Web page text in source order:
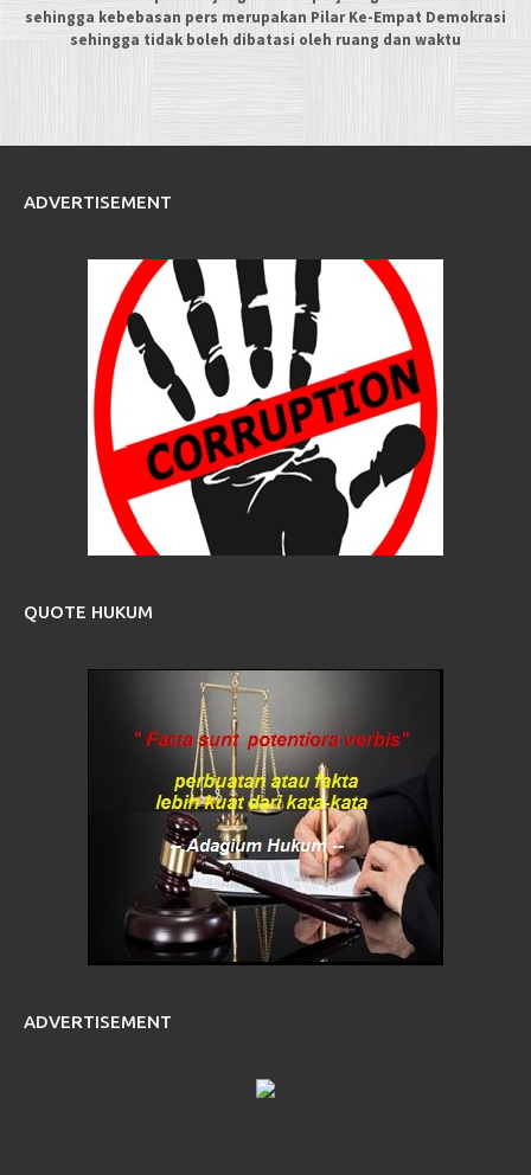
sehingga kebebasan pers merupakan Pilar Ke-Empat Demokrasi
sehingga tidak boleh dibatasi oleh ruang dan waktu
ADVERTISEMENT
QUOTE HUKUM
ADVERTISEMENT